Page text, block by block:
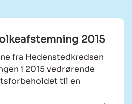
2015
fra Hedenstedkredsen
i 2015 vedrørende
til en